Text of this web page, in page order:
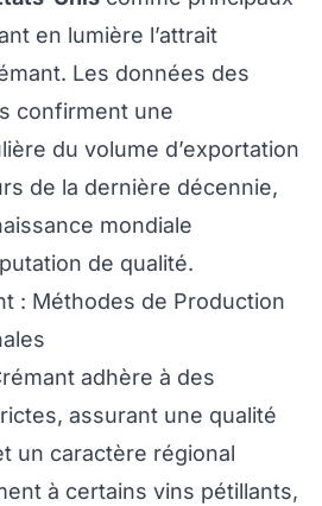
en lumière l’attrait
Les données des
confirment une
du volume d’exportation
de la dernière décennie,
mondiale
de qualité.
: Méthodes de Production
adhère à des
assurant une qualité
un caractère régional
à certains vins pétillants,